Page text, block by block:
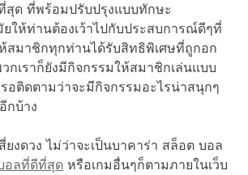
สุด ที่พร้อมปรับปรุงแบบทักษะ
ให้ท่านต้องเว้าไปกับประสบการณ์ดีๆที่
สมาชิกทุกท่านได้รับสิทธิพิเศษที่ถูกอก
กเราก็ยังมีกิจกรรมให้สมาชิกเล่นแบบ
อติดตามว่าจะมีกิจกรรมอะไรน่าสนุกๆ
กบ้าง
ยงดวง ไม่ว่าจะเป็นบาคาร่า สล็อต บอล
อลที่ดีที่สุด หรือเกมอื่นๆก็ตามภายในเว็บ